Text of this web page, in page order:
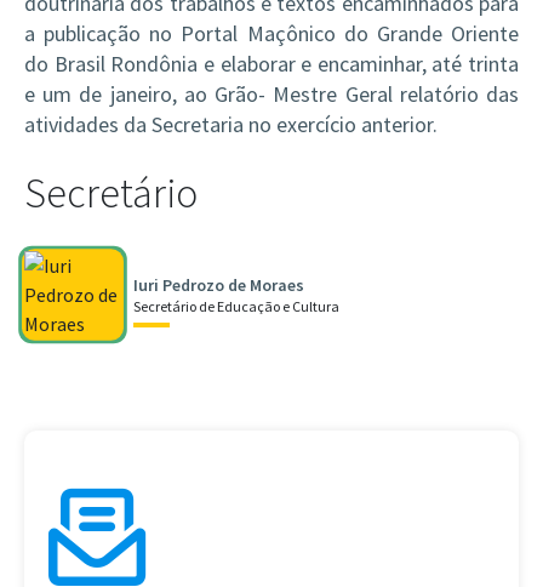
a publicação no Portal Maçônico do Grande Oriente
do Brasil Rondônia e elaborar e encaminhar, até trinta
e um de janeiro, ao Grão- Mestre Geral relatório das
atividades da Secretaria no exercício anterior.
Secretário
Iuri Pedrozo de Moraes
Secretário de Educação e Cultura